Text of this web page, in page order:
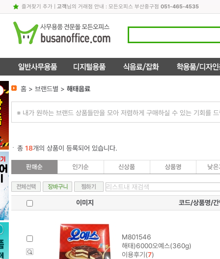
즐겨찾기 추가| 고객님의 거래점 안내 : 모든오피스 부산중구점 051-465-4535
홈 > 브랜드별 > 해태음료
※ 내가 원하는 브랜드 상품들만을 모아 저렴하게 구매하실 수 있는 기회를
총 18개의 상품이 등록되어 있습니다.
이미지 코드/상품명/간
M801546
해태)6000오예스(360g)
이용후기(7)